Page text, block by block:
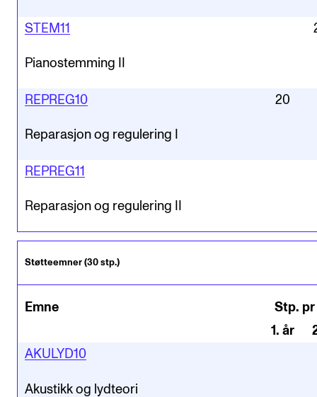
STEM11
Pianostemming II
REPREG10
Reparasjon og regulering I
20
REPREG11
Reparasjon og regulering II
Støtteemner (30 stp.)
Emne
Stp. pr
1. år
AKULYD10
Akustikk og lydteori